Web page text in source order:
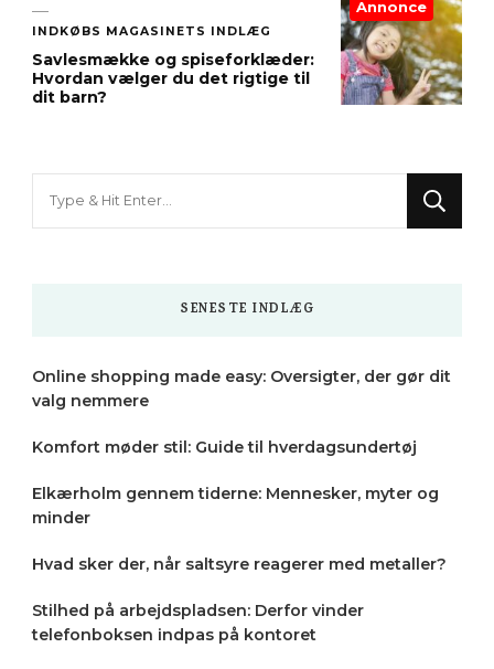
INDKØBS MAGASINETS INDLÆG
Savlesmække og spiseforklæder:
Hvordan vælger du det rigtige til
dit barn?
Annonce
SENESTE INDLÆG
Online shopping made easy: Oversigter, der gør dit
valg nemmere
Komfort møder stil: Guide til hverdagsundertøj
Elkærholm gennem tiderne: Mennesker, myter og
minder
Hvad sker der, når saltsyre reagerer med metaller?
Stilhed på arbejdspladsen: Derfor vinder
telefonboksen indpas på kontoret